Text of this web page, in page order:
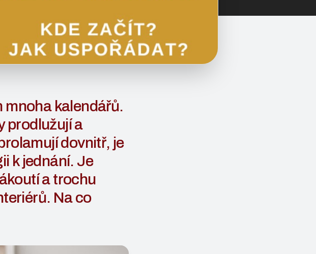
mnoha kalendářů.
prodlužují a
dovnitř, je
k jednání. Je
a trochu
Na co